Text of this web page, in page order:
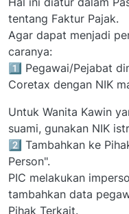
tentang Faktur Pajak.
Agar dapat menjadi
caranya:
1️⃣ Pegawai/Pejabat
Coretax dengan NIK
Untuk Wanita Kawin
suami, gunakan NIK
2️⃣ Tambahkan ke
Person".
PIC melakukan
tambahkan data
Pihak Terkait.